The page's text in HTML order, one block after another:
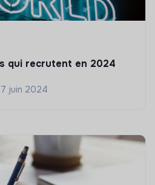
qui recrutent en 2024
juin 2024